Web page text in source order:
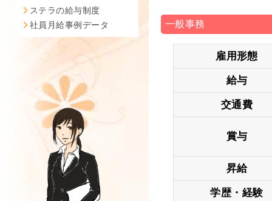
ステラの給与制度
社員月給事例データ
一般事務
雇用形態
給与
交通費
賞与
昇給
学歴・経験